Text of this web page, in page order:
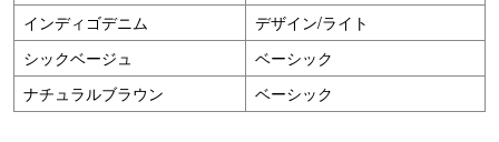
インディゴデニム
デザイン/ライト
シックベージュ
ベーシック
ナチュラルブラウン
ベーシック